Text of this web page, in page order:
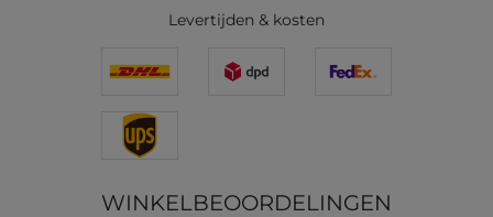
Levertijden & kosten
WINKELBEOORDELINGEN